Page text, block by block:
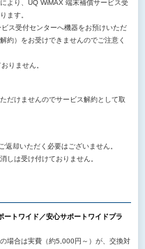
より、UQ WiMAX 端末補償サービス受
ます。
ス受付センターへ機器をお預けいただ
約）をお受けできませんのでご注意く
りません。
だけませんのでサービス解約として取
却いただく必要はございません。
しは受け付けておりません。
トワイド／安心サポートワイドプラ
場合は実費（約5,000円～）が、交換対